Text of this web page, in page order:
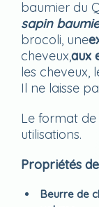
baumier du
sapin
brocoli, une
cheveux,aux
les cheveux,
Il ne laisse
Le format
utilisations.
Propriétés
Beurre de